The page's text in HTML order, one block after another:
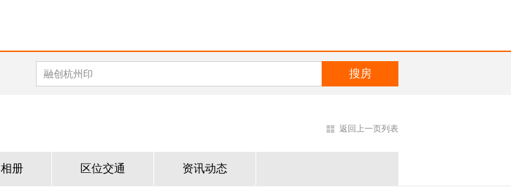
返回上一页列表
相册 区位交通 资讯动态